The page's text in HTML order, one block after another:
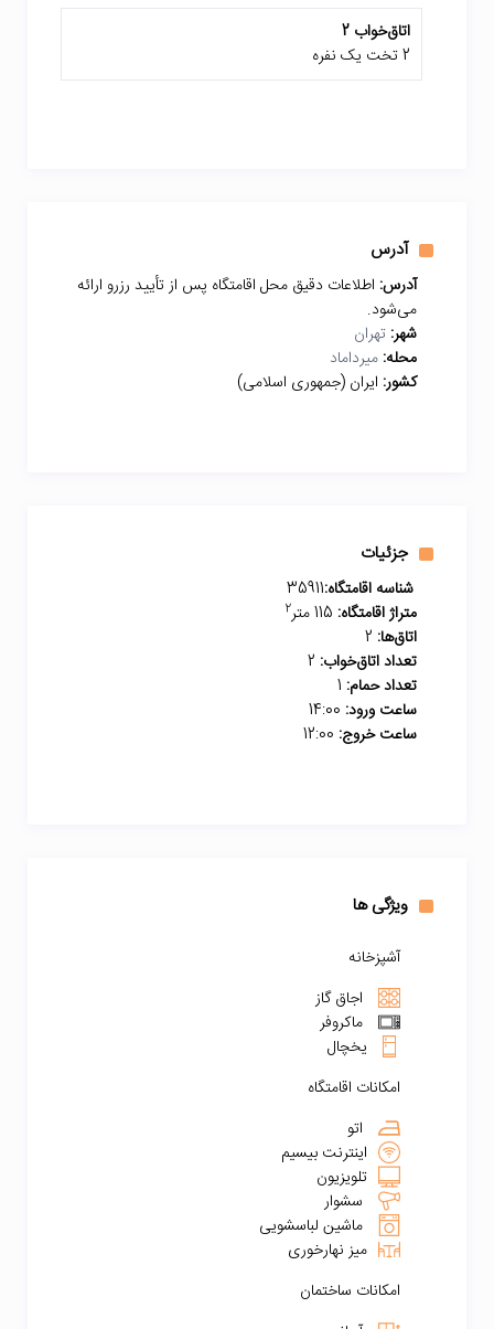
اتاق‌خواب 2
2 تخت یک نفره
آدرس
آدرس: اطلاعات دقیق محل اقامتگاه پس از تأیید رزرو ارائه
می‌شود.
شهر: تهران
محله: میرداماد
کشور: ایران (جمهوری اسلامی)
جزئیات
شناسه اقامتگاه:35911
متراژ اقامتگاه:
2
اتاق‌ها:
تعداد اتاق‌خواب:
تعداد حمام:
ساعت ورود:
ساعت خروج:
ویژگی ها
آشپزخانه
اجاق گاز
ماکروفر
یخچال
امکانات اقامتگاه
اتو
اینترنت بیسیم
تلویزیون
سشوار
ماشین لباسشویی
میز نهارخوری
امکانات ساختمان